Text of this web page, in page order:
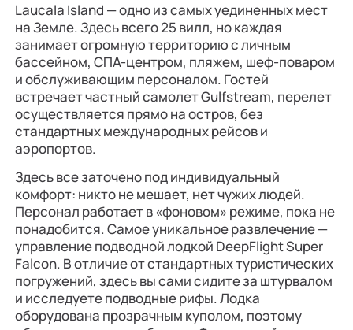
Laucala Island — одно из самых уединенных мест
на Земле. Здесь всего 25 вилл, но каждая
занимает огромную территорию с личным
бассейном, СПА-центром, пляжем, шеф-поваром
и обслуживающим персоналом. Гостей
встречает частный самолет Gulfstream, перелет
осуществляется прямо на остров, без
стандартных международных рейсов и
аэропортов.
Здесь все заточено под индивидуальный
комфорт: никто не мешает, нет чужих людей.
Персонал работает в «фоновом» режиме, пока не
понадобится. Самое уникальное развлечение —
управление подводной лодкой DeepFlight Super
Falcon. В отличие от стандартных туристических
погружений, здесь вы сами сидите за штурвалом
и исследуете подводные рифы. Лодка
оборудована прозрачным куполом, поэтому